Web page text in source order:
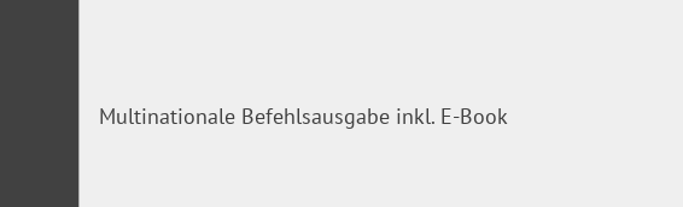
Multinationale Befehlsausgabe inkl. E-Book